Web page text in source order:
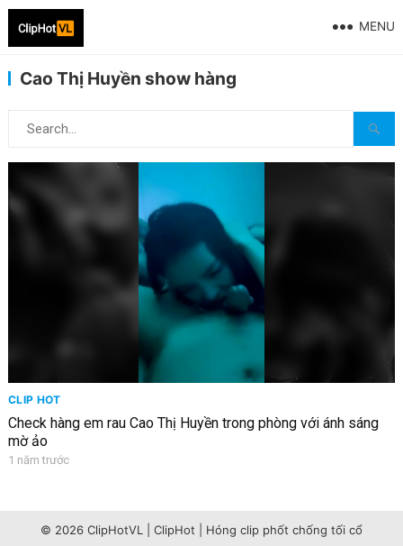
MENU
Cao Thị Huyền show hàng
CLIP HOT
Check hàng em rau Cao Thị Huyền trong phòng với ánh sáng
mờ ảo
1 năm trước
© 2026 ClipHotVL | ClipHot | Hóng clip phốt chống tối cổ